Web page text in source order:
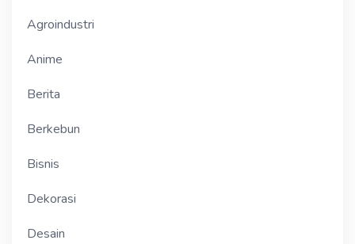
Agroindustri
Anime
Berita
Berkebun
Bisnis
Dekorasi
Desain